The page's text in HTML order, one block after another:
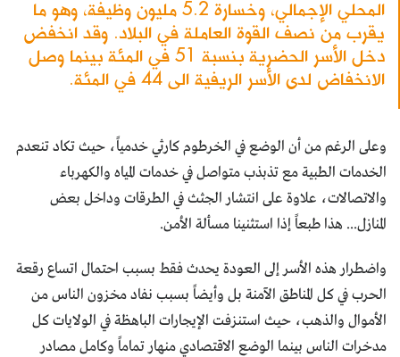
المحلي الإجمالي، وخسارة 5.2 مليون وظيفة، وهو ما
يقرب من نصف القوة العاملة في البلاد. وقد انخفض
دخل الأسر الحضرية بنسبة 51 في المئة بينما وصل
الانخفاض لدى الأسر الريفية الى 44 في المئة.
وعلى الرغم من أن الوضع في الخرطوم كارثي خدمياً، حيث تكاد تنعدم
الخدمات الطبية مع تذبذب متواصل في خدمات المياه والكهرباء
والاتصالات، علاوة على انتشار الجثث في الطرقات وداخل بعض
المنازل... هذا طبعاً إذا استثنينا مسألة الأمن.
واضطرار هذه الأسر إلى العودة يحدث فقط بسبب احتمال اتساع رقعة
الحرب في كل المناطق الآمنة بل وأيضاً بسبب نفاد مخزون الناس من
الأموال والذهب، حيث استنزفت الإيجارات الباهظة في الولايات كل
مدخرات الناس بينما الوضع الاقتصادي منهار تماماً وكامل مصادر